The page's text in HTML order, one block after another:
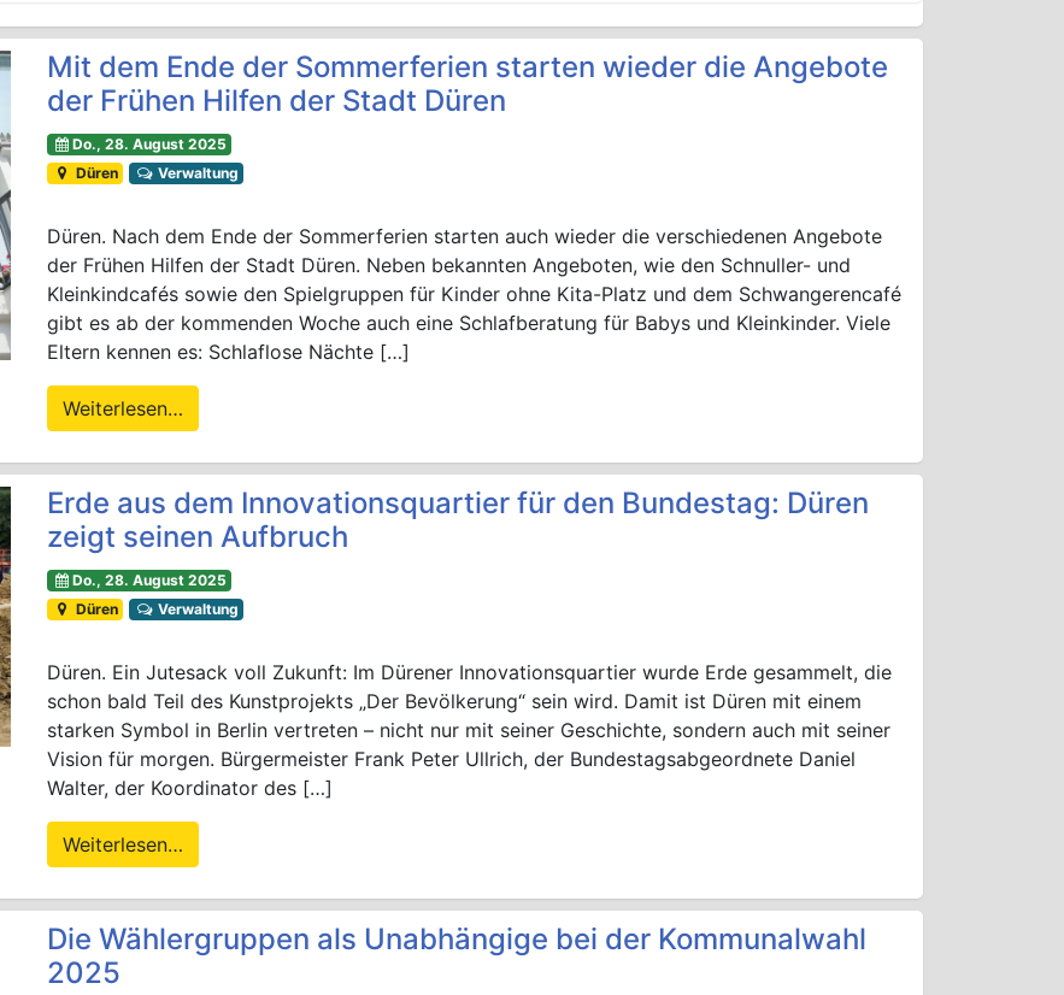
Mit dem Ende der Sommerferien starten wieder die Angebote
der Frühen Hilfen der Stadt Düren
Do., 28. August 2025
Düren
Verwaltung
Düren. Nach dem Ende der Sommerferien starten auch wieder die verschiedenen Angebote
der Frühen Hilfen der Stadt Düren. Neben bekannten Angeboten, wie den Schnuller- und
Kleinkindcafés sowie den Spielgruppen für Kinder ohne Kita-Platz und dem Schwangerencafé
gibt es ab der kommenden Woche auch eine Schlafberatung für Babys und Kleinkinder. Viele
Eltern kennen es: Schlaflose Nächte […]
Weiterlesen…
Erde aus dem Innovationsquartier für den Bundestag: Düren
zeigt seinen Aufbruch
Do., 28. August 2025
Düren
Verwaltung
Düren. Ein Jutesack voll Zukunft: Im Dürener Innovationsquartier wurde Erde gesammelt, die
schon bald Teil des Kunstprojekts „Der Bevölkerung“ sein wird. Damit ist Düren mit einem
starken Symbol in Berlin vertreten – nicht nur mit seiner Geschichte, sondern auch mit seiner
Vision für morgen. Bürgermeister Frank Peter Ullrich, der Bundestagsabgeordnete Daniel
Walter, der Koordinator des […]
Weiterlesen…
Die Wählergruppen als Unabhängige bei der Kommunalwahl
2025